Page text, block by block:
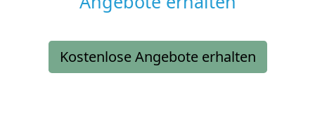
Kostenlose Angebote erhalten